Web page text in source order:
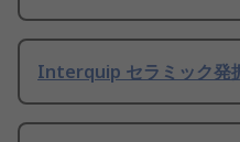
Interquip セラミック発